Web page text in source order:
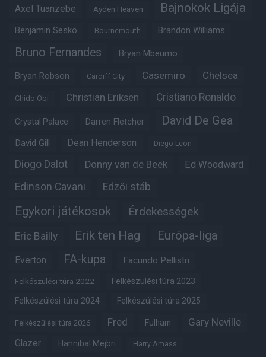
Axel Tuanzebe Ayden Heaven Bajnokok Ligája
Benjamin Sesko Bournemouth Brandon Williams
Bruno Fernandes Bryan Mbeumo
Bryan Robson Cardiff City Casemiro Chelsea
Chido Obi Christian Eriksen Cristiano Ronaldo
Crystal Palace Darren Fletcher David De Gea
David Gill Dean Henderson Diego Leon
Diogo Dalot Donny van de Beek Ed Woodward
Edinson Cavani Edzői stáb
Egykori játékosok Érdekességek
Eric Bailly Erik ten Hag Európa-liga
Everton FA-kupa Facundo Pellistri
Felkészülési túra 2022 Felkészülési túra 2023
Felkészülési túra 2024 Felkészülési túra 2025
Felkészülési túra 2026 Fred Fulham Gary Neville
Glazer Hannibal Mejbri Harry Amass